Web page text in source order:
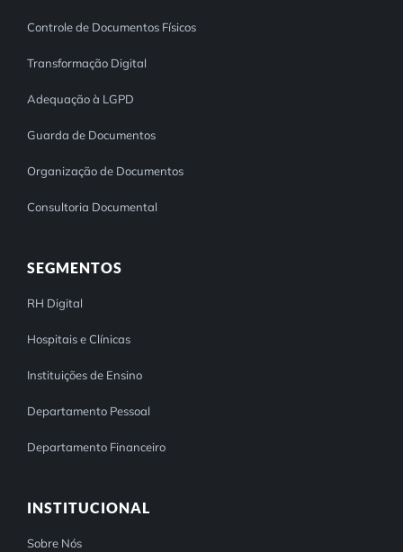
Controle de Documentos Físicos
Transformação Digital
Adequação à LGPD
Guarda de Documentos
Organização de Documentos
Consultoria Documental
SEGMENTOS
RH Digital
Hospitais e Clínicas
Instituições de Ensino
Departamento Pessoal
Departamento Financeiro
INSTITUCIONAL
Sobre Nós